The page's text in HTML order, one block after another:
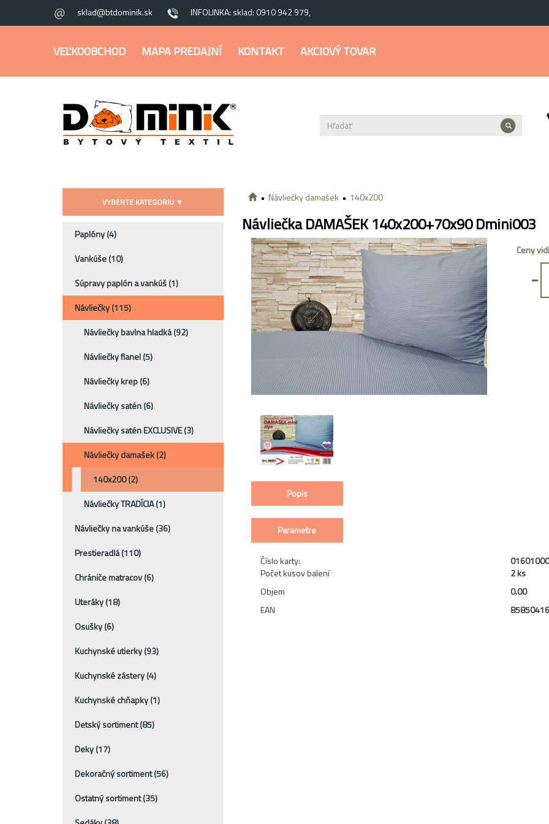
sklad@btdominik.sk INFOLINKA: sklad: 0910 942 979,
VEĽKOOBCHOD MAPA PREDAJNÍ KONTAKT AKCIOVÝ TOVAR
VYBERTE KATEGORIU ▼
Paplóny(4)
Vankúše(10)
Súpravy paplón a vankúš(1)
Návliečky(115)
Návliečky bavlna hladká(92)
Návliečky flanel(5)
Návliečky krep(6)
Návliečky satén(6)
Návliečky satén EXCLUSIVE(3)
Návliečky damašek(2)
140x200(2)
Návliečky TRADÍCIA(1)
Návliečky na vankúše(36)
Prestieradlá(110)
Chrániče matracov(6)
Uteráky(18)
Osušky(6)
Kuchynské utierky(93)
Kuchynské zástery(4)
Kuchynské chňapky(1)
Detský sortiment(85)
Deky(17)
Dekoračný sortiment(56)
Ostatný sortiment(35)
Návliečky damašek 140x200
Návliečka DAMAŠEK 140x200+70x90 Dmini003
Ceny
-
Popis
Parametre
Číslo karty:
Počet kusov balení
2 ks
Objem
0.00
EAN